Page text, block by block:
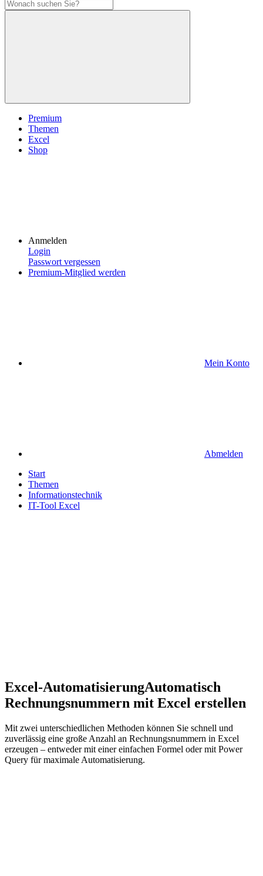
Premium
Themen
Excel
Shop
Anmelden
Login
Passwort vergessen
Premium-Mitglied werden
Mein Konto
Abmelden
Start
Themen
Informationstechnik
IT-Tool Excel
Excel-AutomatisierungAutomatisch
Rechnungsnummern mit Excel erstellen
Mit zwei unterschiedlichen Methoden können Sie schnell und
zuverlässig eine große Anzahl an Rechnungsnummern in Excel
erzeugen – entweder mit einer einfachen Formel oder mit Power
Query für maximale Automatisierung.